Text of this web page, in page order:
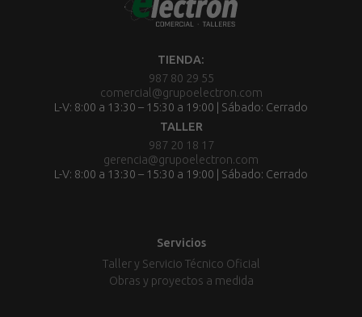
TIENDA:
987 80 29 55
comercial@grupoelectron.com
L-V: 8:00 a 13:30 – 15:30 a 19:00 | Sábado: Cerrado
TALLER
987 20 18 17
gerencia@grupoelectron.com
L-V: 8:00 a 13:30 – 15:30 a 19:00 | Sábado: Cerrado
Servicios
Taller y Servicio Técnico Oficial
Obras y proyectos a medida